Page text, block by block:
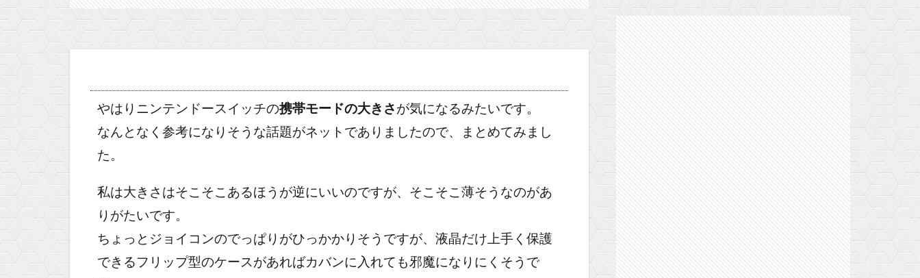
やはりニンテンドースイッチの携帯モードの大きさ が気になるみたいです。
なんとなく参考になりそうな話題がネットでありましたので、まとめてみまし
た。
私は大きさはそこそこあるほうが逆にいいのですが、そこそこ薄そうなのがあ
りがたいです。
ちょっとジョイコンのでっぱりがひっかかりそうですが、液晶だけ上手く保護
できるフリップ型のケースがあればカバンに入れても邪魔になりにくそうで